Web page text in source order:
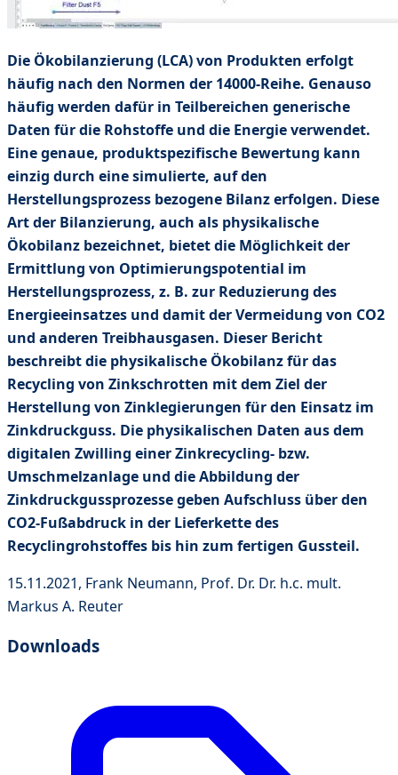
Die Ökobilanzierung (LCA) von Produkten erfolgt
häufig nach den Normen der 14000-Reihe. Genauso
häufig werden dafür in Teilbereichen generische
Daten für die Rohstoffe und die Energie verwendet.
Eine genaue, produktspezifische Bewertung kann
einzig durch eine simulierte, auf den
Herstellungsprozess bezogene Bilanz erfolgen. Diese
Art der Bilanzierung, auch als physikalische
Ökobilanz bezeichnet, bietet die Möglichkeit der
Ermittlung von Optimierungspotential im
Herstellungsprozess, z. B. zur Reduzierung des
Energieeinsatzes und damit der Vermeidung von CO2
und anderen Treibhausgasen. Dieser Bericht
beschreibt die physikalische Ökobilanz für das
Recycling von Zinkschrotten mit dem Ziel der
Herstellung von Zinklegierungen für den Einsatz im
Zinkdruckguss. Die physikalischen Daten aus dem
digitalen Zwilling einer Zinkrecycling- bzw.
Umschmelzanlage und die Abbildung der
Zinkdruckgussprozesse geben Aufschluss über den
CO2-Fußabdruck in der Lieferkette des
Recyclingrohstoffes bis hin zum fertigen Gussteil.
15.11.2021, Frank Neumann, Prof. Dr. Dr. h.c. mult.
Markus A. Reuter
Downloads